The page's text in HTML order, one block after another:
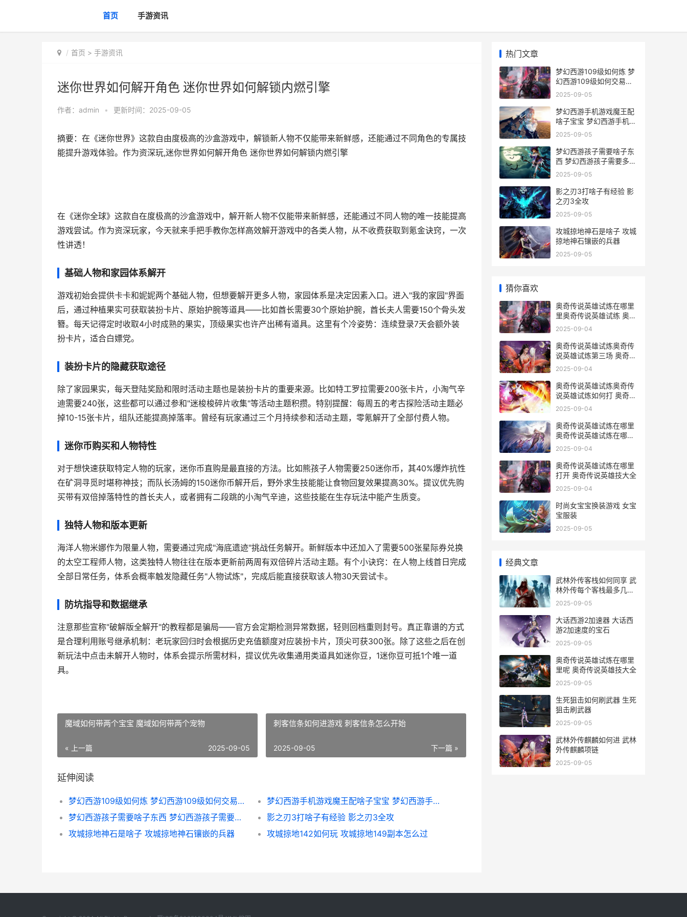
首页 手游资讯
首页 > 手游资讯
迷你世界如何解开角色 迷你世界如何解锁内燃引擎
作者： admin • 更新时间：2025-09-05
摘要：在《迷你世界》这款自由度极高的沙盒游戏中，解锁新人物不仅能带来新鲜感，还能通过不同角色的专属技
能提升游戏体验。作为资深玩,迷你世界如何解开角色 迷你世界如何解锁内燃引擎
在《迷你全球》这款自在度极高的沙盒游戏中，解开新人物不仅能带来新鲜感，还能通过不同人物的唯一技能提高
游戏尝试。作为资深玩家，今天就来手把手教你怎样高效解开游戏中的各类人物，从不收费获取到氪金诀窍，一次
性讲透！
基础人物和家园体系解开
游戏初始会提供卡卡和妮妮两个基础人物，但想要解开更多人物， 家园体系是决定因素入口。进入"我的家园"界面
后，通过种植果实可获取装扮卡片、原始护腕等道具——比如酋长需要30个原始护腕，酋长夫人需要150个骨头发
簪。每天记得定时收取4小时成熟的果实，顶级果实也许产出稀有道具。这里有个冷姿势：连续登录7天会额外装
扮卡片，适合白嫖党。
装扮卡片的隐藏获取途径
除了家园果实， 每天登陆奖励和限时活动主题也是装扮卡片的重要来源。比如特工罗拉需要200张卡片，小淘气辛
迪需要240张，这些都可以通过参和"迷梭梭碎片收集"等活动主题积攒。特别提醒：每周五的考古探险活动主题必
掉10-15张卡片，组队还能提高掉落率。曾经有玩家通过三个月持续参和活动主题，零氪解开了全部付费人物。
迷你币购买和人物特性
对于想快速获取特定人物的玩家， 迷你币直购是最直接的方法。比如熊孩子人物需要250迷你币，其40%爆炸抗性
在矿洞寻觅时堪称神技；而队长汤姆的150迷你币解开后，野外求生技能能让食物回复效果提高30%。提议优先购
买带有双倍掉落特性的酋长夫人，或者拥有二段跳的小淘气辛迪，这些技能在生存玩法中能产生质变。
独特人物和版本更新
海洋人物米娜作为限量人物，需要通过完成"海底遗迹"挑战任务解开。新鲜版本中还加入了需要500张星际券兑换
的太空工程师人物，这类独特人物往往在版本更新前两周有双倍碎片活动主题。有个小诀窍：在人物上线首日完成
全部日常任务，体系会概率触发隐藏任务"人物试炼"，完成后能直接获取该人物30天尝试卡。
防坑指导和数据继承
注意那些宣称"破解版全解开"的教程都是骗局——官方会定期检测异常数据，轻则回档重则封号。真正靠谱的方式
是合理利用 账号继承机制 ：老玩家回归时会根据历史充值额度对应装扮卡片，顶尖可获300张。除了这些之后在创
新玩法中点击未解开人物时，体系会提示所需材料，提议优先收集通用类道具如迷你豆，1迷你豆可抵1个唯一道
具。
魔域如何带两个宝宝 魔域如何带两个宠物
« 上一篇 2025-09-05
刺客信条如何进游戏 刺客信条怎么开始
下一篇 »
2025-09-05
延伸阅读
梦幻西游109级如何炼 梦幻西游109级如何交易175级召唤兽
梦幻西游手机游戏魔王配啥子宝宝 梦幻西游手机游戏
梦幻西游孩子需要啥子东西 梦幻西游孩子需要多久能成年
影之刃3打啥子有经验 影之刃3全攻
攻城掠地神石是啥子 攻城掠地神石镶嵌的兵器
攻城掠地142如何玩 攻城掠地149副本怎么过
热门文章
梦幻西游109级如何炼 梦
幻西游109级如何交易
175级召唤兽
2025-09-05
梦幻西游手机游戏魔王配
啥子宝宝 梦幻西游手机游
戏
2025-09-05
梦幻西游孩子需要啥子东
西 梦幻西游孩子需要多久
能成年
2025-09-05
影之刃3打啥子有经验 影
之刃3全攻
2025-09-05
攻城掠地神石是啥子 攻城
掠地神石镶嵌的兵器
2025-09-05
猜你喜欢
奥奇传说英雄试炼在哪里
里奥奇传说英雄试练 奥奇
传说新英雄
2025-09-04
奥奇传说英雄试炼奥奇传
说英雄试炼第三场 奥奇传
说英雄技大全
2025-09-04
奥奇传说英雄试炼奥奇传
说英雄试炼如何打 奥奇传
说英雄技
2025-09-04
奥奇传说英雄试炼在哪里
奥奇传说英雄试炼在哪里
打 奥奇传说新英雄
2025-09-04
奥奇传说英雄试炼在哪里
打开 奥奇传说英雄技大全
2025-09-04
时尚女宝宝换装游戏 女宝
宝服装
2025-09-05
经典文章
武林外传客栈如何同享 武
林外传每个客栈最多几个
人
2025-09-05
大话西游2加速器 大话西
游2加速度的宝石
2025-09-05
奥奇传说英雄试炼在哪里
里呢 奥奇传说英雄技大全
2025-09-05
生死狙击如何刷武器 生死
狙击刷武器
2025-09-05
武林外传麒麟如何进 武林
外传麒麟项链
2025-09-05